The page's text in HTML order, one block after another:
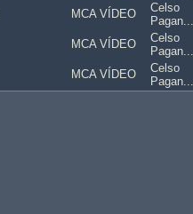
MCA VÍDEO
Celso
Pagan...
MCA VÍDEO
Celso
Pagan...
MCA VÍDEO
Celso
Pagan...